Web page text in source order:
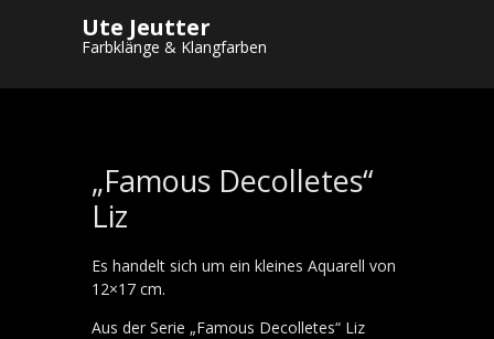
Ute Jeutter
Farbklänge & Klangfarben
Startseite/Shop
Decolletes“ Liz
„Famous Decolletes“
Liz
Es handelt sich um ein kleines Aquarell von
12×17 cm.
Aus der Serie „Famous Decolletes“ Liz